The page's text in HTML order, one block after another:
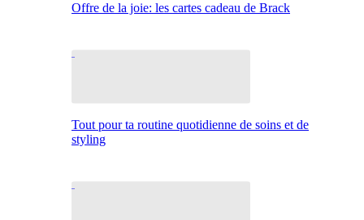
Offre de la joie: les cartes cadeau de Brack
Tout pour ta routine quotidienne de soins et de
styling